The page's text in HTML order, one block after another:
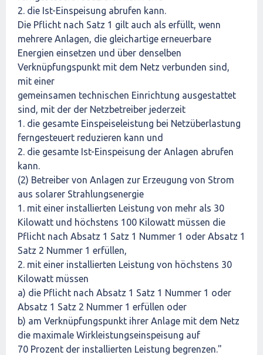
2. die Ist-Einspeisung abrufen kann.
Die Pflicht nach Satz 1 gilt auch als erfüllt, wenn
mehrere Anlagen, die gleichartige erneuerbare
Energien einsetzen und über denselben
Verknüpfungspunkt mit dem Netz verbunden sind,
mit einer
gemeinsamen technischen Einrichtung ausgestattet
sind, mit der der Netzbetreiber jederzeit
1. die gesamte Einspeiseleistung bei Netzüberlastung
ferngesteuert reduzieren kann und
2. die gesamte Ist-Einspeisung der Anlagen abrufen
kann.
(2) Betreiber von Anlagen zur Erzeugung von Strom
aus solarer Strahlungsenergie
1. mit einer installierten Leistung von mehr als 30
Kilowatt und höchstens 100 Kilowatt müssen die
Pflicht nach Absatz 1 Satz 1 Nummer 1 oder Absatz 1
Satz 2 Nummer 1 erfüllen,
2. mit einer installierten Leistung von höchstens 30
Kilowatt müssen
a) die Pflicht nach Absatz 1 Satz 1 Nummer 1 oder
Absatz 1 Satz 2 Nummer 1 erfüllen oder
b) am Verknüpfungspunkt ihrer Anlage mit dem Netz
die maximale Wirkleistungseinspeisung auf
70 Prozent der installierten Leistung begrenzen."